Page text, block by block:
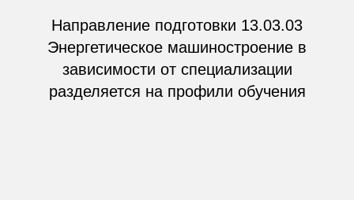
Направление подготовки 13.03.03
Энергетическое машиностроение в
зависимости от специализации
разделяется на профили обучения